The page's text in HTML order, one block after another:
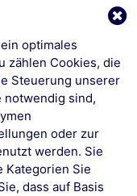
optimales
zählen Cookies, die
Steuerung unserer
notwendig sind,
oder zur
werden. Sie
Kategorien Sie
dass auf Basis